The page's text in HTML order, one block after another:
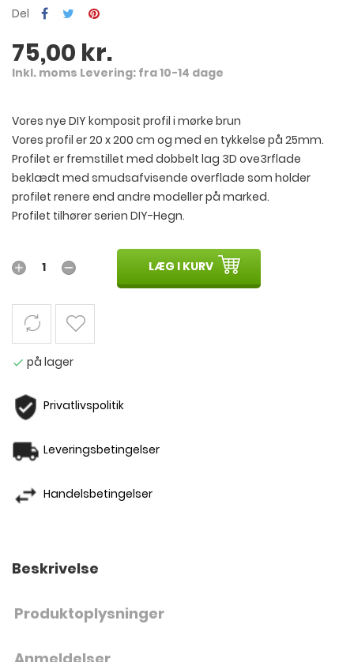
Del
75,00 kr.
Inkl. moms Levering: fra 10-14 dage
Vores nye DIY komposit profil i mørke brun
Vores profil er 20 x 200 cm og med en tykkelse på 25mm.
Profilet er fremstillet med dobbelt lag 3D ove3rflade
beklædt med smudsafvisende overflade som holder
profilet renere end andre modeller på marked.
Profilet tilhører serien DIY-Hegn.
LÆG I KURV
 på lager
Privatlivspolitik
Leveringsbetingelser
Handelsbetingelser
Beskrivelse
Produktoplysninger